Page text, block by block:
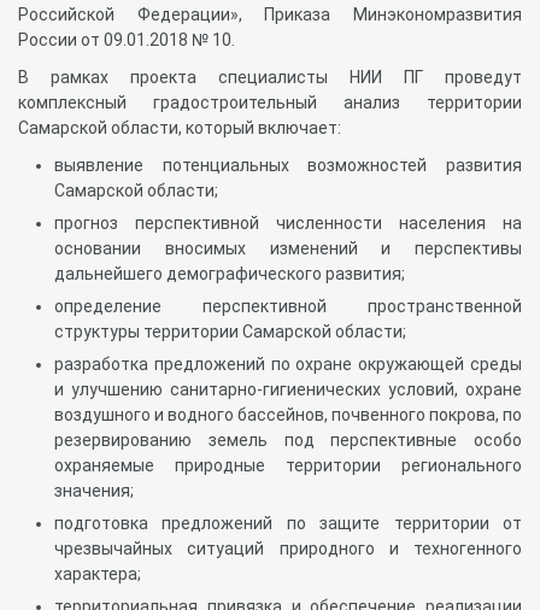
Российской Федерации», Приказа Минэкономразвития
России от 09.01.2018 № 10.
В рамках проекта специалисты НИИ ПГ проведут
комплексный градостроительный анализ территории
Самарской области, который включает:
выявление потенциальных возможностей развития
Самарской области;
прогноз перспективной численности населения на
основании вносимых изменений и перспективы
дальнейшего демографического развития;
определение перспективной пространственной
структуры территории Самарской области;
разработка предложений по охране окружающей среды
и улучшению санитарно-гигиенических условий, охране
воздушного и водного бассейнов, почвенного покрова, по
резервированию земель под перспективные особо
охраняемые природные территории регионального
значения;
подготовка предложений по защите территории от
чрезвычайных ситуаций природного и техногенного
характера;